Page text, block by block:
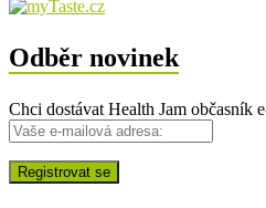
Odběr novinek
Chci dostávat Health Jam občasník